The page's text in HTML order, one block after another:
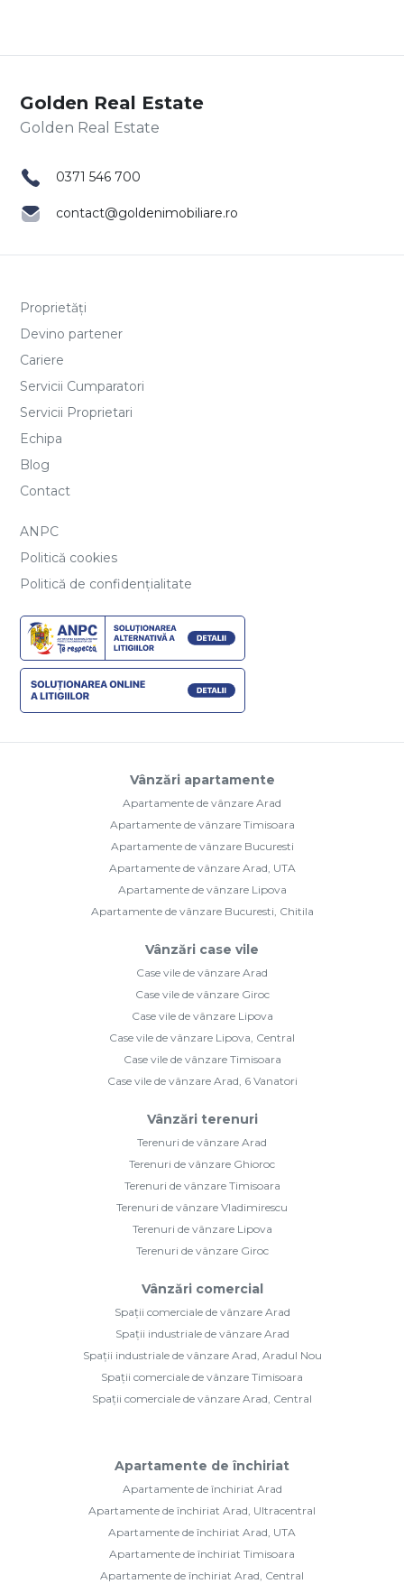
Golden Real Estate
0371 546 700
contact@goldenimobiliare.ro
Proprietăți
Devino partener
Cariere
Servicii Cumparatori
Servicii Proprietari
Echipa
Blog
Contact
ANPC
Politică cookies
Politică de confidențialitate
Vânzări apartamente
Apartamente de vânzare Arad
Apartamente de vânzare Timisoara
Apartamente de vânzare Bucuresti
Apartamente de vânzare Arad, UTA
Apartamente de vânzare Lipova
Apartamente de vânzare Bucuresti, Chitila
Vânzări case vile
Case vile de vânzare Arad
Case vile de vânzare Giroc
Case vile de vânzare Lipova
Case vile de vânzare Lipova, Central
Case vile de vânzare Timisoara
Case vile de vânzare Arad, 6 Vanatori
Vânzări terenuri
Terenuri de vânzare Arad
Terenuri de vânzare Ghioroc
Terenuri de vânzare Timisoara
Terenuri de vânzare Vladimirescu
Terenuri de vânzare Lipova
Terenuri de vânzare Giroc
Vânzări comercial
Spații comerciale de vânzare Arad
Spații industriale de vânzare Arad
Spații industriale de vânzare Arad, Aradul Nou
Spații comerciale de vânzare Timisoara
Spații comerciale de vânzare Arad, Central
Apartamente de închiriat
Apartamente de închiriat Arad
Apartamente de închiriat Arad, Ultracentral
Apartamente de închiriat Arad, UTA
Apartamente de închiriat Timisoara
Apartamente de închiriat Arad, Central